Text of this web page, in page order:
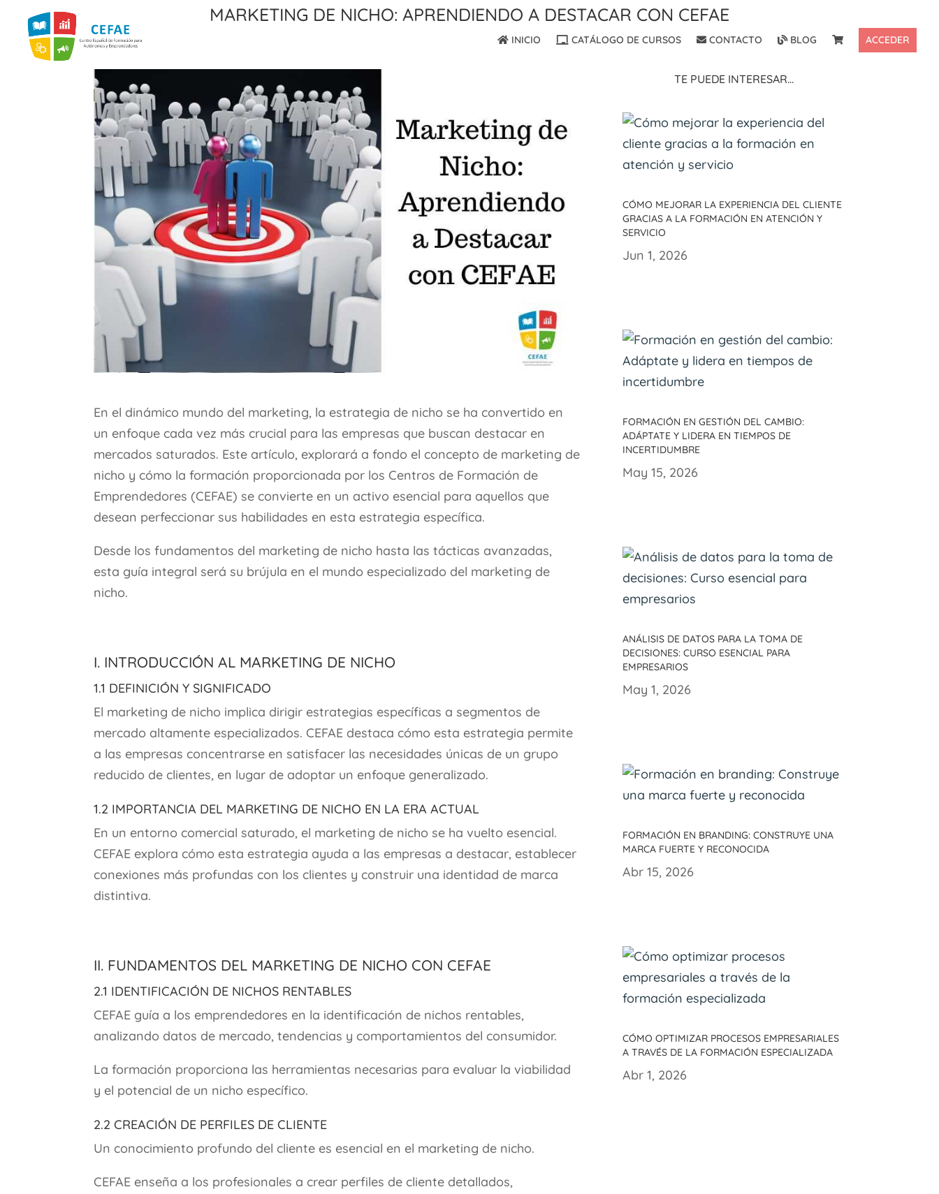
INICIO CATÁLOGO DE CURSOS CONTACTO BLOG ACCEDER
Marketing de Nicho: Aprendiendo a Destacar con CEFAE
En el dinámico mundo del marketing, la estrategia de nicho se ha convertido en
un enfoque cada vez más crucial para las empresas que buscan destacar en
mercados saturados. Este artículo, explorará a fondo el concepto de marketing de
nicho y cómo la formación proporcionada por los Centros de Formación de
Emprendedores (CEFAE) se convierte en un activo esencial para aquellos que
desean perfeccionar sus habilidades en esta estrategia específica.
Desde los fundamentos del marketing de nicho hasta las tácticas avanzadas,
esta guía integral será su brújula en el mundo especializado del marketing de
nicho.
I. Introducción al Marketing de Nicho
1.1 Definición y Significado
El marketing de nicho implica dirigir estrategias específicas a segmentos de
mercado altamente especializados. CEFAE destaca cómo esta estrategia permite
a las empresas concentrarse en satisfacer las necesidades únicas de un grupo
reducido de clientes, en lugar de adoptar un enfoque generalizado.
1.2 Importancia del Marketing de Nicho en la Era Actual
En un entorno comercial saturado, el marketing de nicho se ha vuelto esencial.
CEFAE explora cómo esta estrategia ayuda a las empresas a destacar, establecer
conexiones más profundas con los clientes y construir una identidad de marca
distintiva.
II. Fundamentos del Marketing de Nicho con CEFAE
2.1 Identificación de Nichos Rentables
CEFAE guía a los emprendedores en la identificación de nichos rentables,
analizando datos de mercado, tendencias y comportamientos del consumidor.
La formación proporciona las herramientas necesarias para evaluar la viabilidad
y el potencial de un nicho específico.
2.2 Creación de Perfiles de Cliente
Un conocimiento profundo del cliente es esencial en el marketing de nicho.
CEFAE enseña a los profesionales a crear perfiles de cliente detallados,
Te puede interesar…
Cómo mejorar la experiencia del cliente
gracias a la formación en atención y
servicio
Jun 1, 2026
Formación en gestión del cambio:
Adáptate y lidera en tiempos de
incertidumbre
May 15, 2026
Análisis de datos para la toma de
decisiones: Curso esencial para
empresarios
May 1, 2026
Formación en branding: Construye una
marca fuerte y reconocida
Abr 15, 2026
Cómo optimizar procesos empresariales
a través de la formación especializada
Abr 1, 2026